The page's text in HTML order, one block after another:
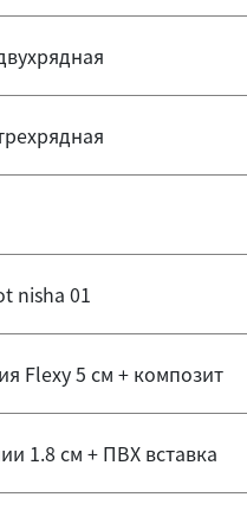
nisha 01
Flexy 5 см + композит
1.8 см + ПВХ вставка